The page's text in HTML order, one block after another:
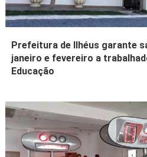
Prefeitura de Ilhéus garante
janeiro e fevereiro a
Educação